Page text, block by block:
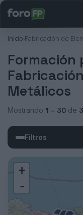
Inicio›Fabricación de
Formación
Metálicos
Mostrando 1 – 30 de
Filtros
+
-